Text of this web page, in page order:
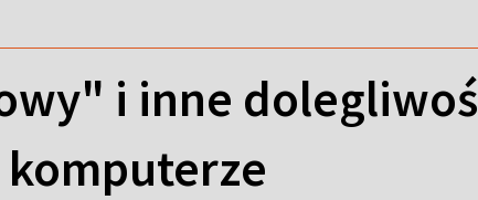
i inne